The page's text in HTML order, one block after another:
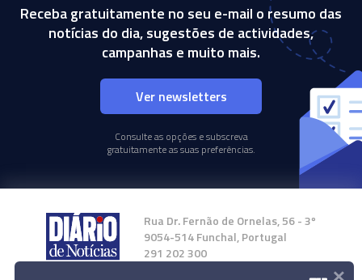
Receba gratuitamente no seu e-mail o resumo das
notícias do dia, sugestões de actividades,
campanhas e muito mais.
Ver newsletters
Consulte as opções e subscreva
gratuitamente as suas preferências.
Rua Dr. Fernão de Ornelas, 56 - 3º
9054-514 Funchal, Portugal
291 202 300